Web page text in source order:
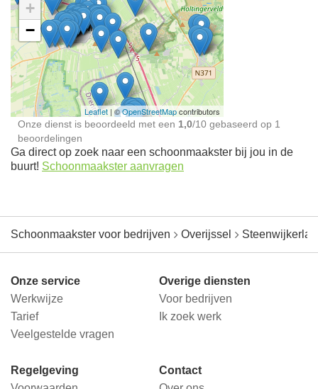
Ontdek meer ervaringen
Schoonmaakster bij
jou in de buurt
+
−
Leaflet | ©OpenStreetMapcontributors
Onze dienst is beoordeeld met een 1,0/10 gebaseerd op 1
beoordelingen
Ga direct op zoek naar een schoonmaakster bij jou in de
buurt! Schoonmaakster aanvragen
Schoonmaakster voor bedrijven Overijssel
Onze service
Werkwijze
Tarief
Veelgestelde vragen
Overige diensten
Voor bedrijven
Ik zoek werk
Regelgeving
Contact